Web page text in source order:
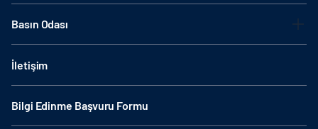
Basın Odası
İletişim
Bilgi Edinme Başvuru Formu